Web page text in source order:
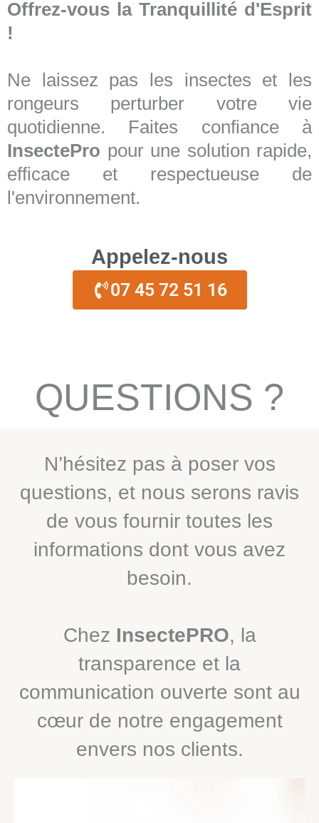
Offrez-vous la Tranquillité d'Esprit
!
Ne laissez pas les insectes et les
rongeurs perturber votre vie
quotidienne. Faites confiance à
InsectePro pour une solution rapide,
efficace et respectueuse de
l'environnement.
Appelez-nous
07 45 72 51 16
QUESTIONS ?
N’hésitez pas à poser vos
questions, et nous serons ravis
de vous fournir toutes les
informations dont vous avez
besoin.
Chez InsectePRO, la
transparence et la
communication ouverte sont au
cœur de notre engagement
envers nos clients.